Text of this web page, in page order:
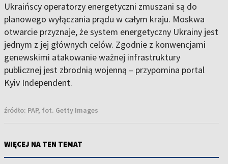
Ukraińscy operatorzy energetyczni zmuszani są do
planowego wyłączania prądu w całym kraju. Moskwa
otwarcie przyznaje, że system energetyczny Ukrainy jest
jednym z jej głównych celów. Zgodnie z konwencjami
genewskimi atakowanie ważnej infrastruktury
publicznej jest zbrodnią wojenną – przypomina portal
Kyiv Independent.
źródło: PAP, fot. Getty Images
WIĘCEJ NA TEN TEMAT